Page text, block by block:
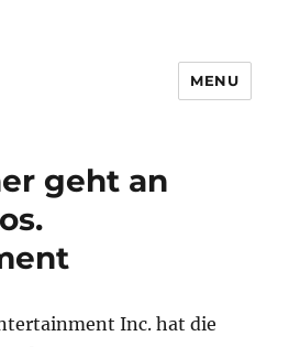
MENU
geht an
Inc. hat die